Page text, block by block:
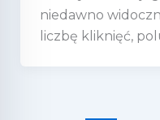
niedawno
liczbę kliknięć,